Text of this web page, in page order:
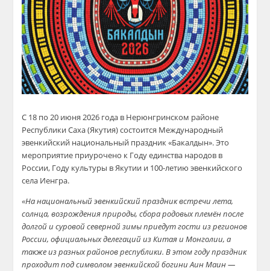
С 18 по 20 июня 2026 года в Нерюнгринском районе
Республики Саха (Якутия) состоится Международный
эвенкийский национальный праздник «Бакалдын». Это
мероприятие приурочено к Году единства народов в
России, Году культуры в Якутии и 100-летию эвенкийского
села Иенгра.
«На национальный эвенкийский праздник встречи лета,
солнца, возрождения природы, сбора родовых племён после
долгой и суровой северной зимы приедут гости из регионов
России, официальных делегаций из Китая и Монголии, а
также из разных районов республики. В этом году праздник
проходит под символом эвенкийской богини Аин Маин —